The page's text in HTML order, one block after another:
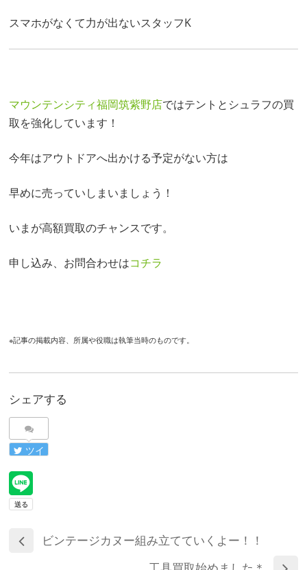
スマホがなくて力が出ないスタッフK
マウンテンシティ福岡筑紫野店ではテントとシュラフの買
取を強化しています！
今年はアウトドアへ出かける予定がない方は
早めに売っていしまいましょう！
いまが高額買取のチャンスです。
申し込み、お問合わせはコチラ
※記事の掲載内容、所属や役職は執筆当時のものです。
シェアする
ツイ
ビンテージカヌー組み立てていくよー！！